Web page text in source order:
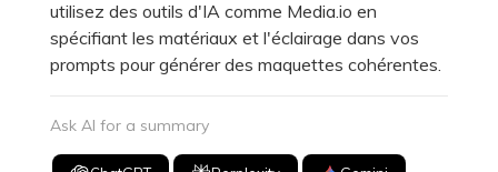
utilisez des outils d'IA comme Media.io en
spécifiant les matériaux et l'éclairage dans vos
prompts pour générer des maquettes cohérentes.
Ask AI for a summary